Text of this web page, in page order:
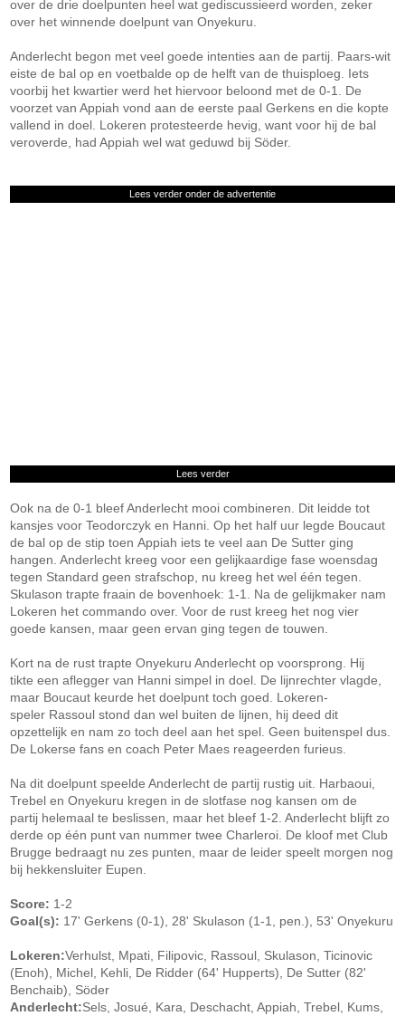
over de drie doelpunten heel wat gediscussieerd worden, zeker
over het winnende doelpunt van Onyekuru.
Anderlecht begon met veel goede intenties aan de partij. Paars-wit
eiste de bal op en voetbalde op de helft van de thuisploeg. Iets
voorbij het kwartier werd het hiervoor beloond met de 0-1. De
voorzet van Appiah vond aan de eerste paal Gerkens en die kopte
vallend in doel. Lokeren protesteerde hevig, want voor hij de bal
veroverde, had Appiah wel wat geduwd bij Söder.
Lees verder onder de advertentie
Lees verder
Ook na de 0-1 bleef Anderlecht mooi combineren. Dit leidde tot
kansjes voor Teodorczyk en Hanni. Op het half uur legde Boucaut
de bal op de stip toen Appiah iets te veel aan De Sutter ging
hangen. Anderlecht kreeg voor een gelijkaardige fase woensdag
tegen Standard geen strafschop, nu kreeg het wel één tegen.
Skulason trapte fraain de bovenhoek: 1-1. Na de gelijkmaker nam
Lokeren het commando over. Voor de rust kreeg het nog vier
goede kansen, maar geen ervan ging tegen de touwen.
Kort na de rust trapte Onyekuru Anderlecht op voorsprong. Hij
tikte een aflegger van Hanni simpel in doel. De lijnrechter vlagde,
maar Boucaut keurde het doelpunt toch goed. Lokeren-
speler Rassoul stond dan wel buiten de lijnen, hij deed dit
opzettelijk en nam zo toch deel aan het spel. Geen buitenspel dus.
De Lokerse fans en coach Peter Maes reageerden furieus.
Na dit doelpunt speelde Anderlecht de partij rustig uit. Harbaoui,
Trebel en Onyekuru kregen in de slotfase nog kansen om de
partij helemaal te beslissen, maar het bleef 1-2. Anderlecht blijft zo
derde op één punt van nummer twee Charleroi. De kloof met Club
Brugge bedraagt nu zes punten, maar de leider speelt morgen nog
bij hekkensluiter Eupen.
Score: 1-2
Goal(s): 17' Gerkens (0-1), 28' Skulason (1-1, pen.), 53' Onyekuru
Lokeren:Verhulst, Mpati, Filipovic, Rassoul, Skulason, Ticinovic
(Enoh), Michel, Kehli, De Ridder (64' Hupperts), De Sutter (82'
Benchaib), Söder
Anderlecht:Sels, Josué, Kara, Deschacht, Appiah, Trebel, Kums,